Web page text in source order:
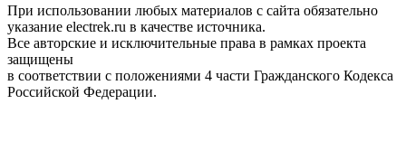
При использовании любых материалов с сайта обязательно
указание electrek.ru в качестве источника.
Все авторские и исключительные права в рамках проекта
защищены
в соответствии с положениями 4 части Гражданского Кодекса
Российской Федерации.